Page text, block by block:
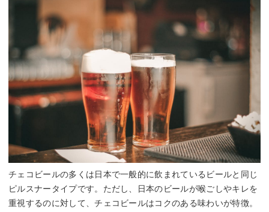
チェコビールの多くは日本で一般的に飲まれているビールと同じ
ピルスナータイプです。ただし、日本のビールが喉ごしやキレを
重視するのに対して、チェコビールはコクのある味わいが特徴。